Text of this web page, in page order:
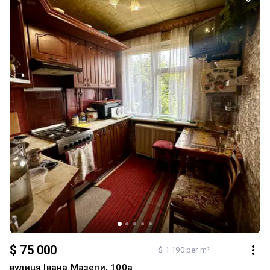
холодильник; • духова шафа; • варильна панель; • мікрохвильова
піч; • пральна машина. 🔒 Територія комплексу закритого типу з
цілодобовою охороною та відеоспостереженням. Доглянута
прибудинкова територія, сучасні під'їзди та ліфт створюють
комфортне середовище для життя. 📍 Вдале розташування
будинку дозволяє швидко дістатися до всіх необхідних об'єктів
інфраструктури: магазинів, супермаркетів, зупинок транспорту,
навчальних закладів та місць відпочинку. Квартира повністю
готова до проживання — заїжджайте та живіть без додаткових
витрат. Також це чудовий варіант для інвестиції та подальшої
здачі в оренду. 📞 Телефонуйте та домовляйтеся про перегляд!
Така пропозиція довго на ринку не затримується.
$ 75 000 $ 1 190 per m²
вулиця Івана Мазепи, 100а